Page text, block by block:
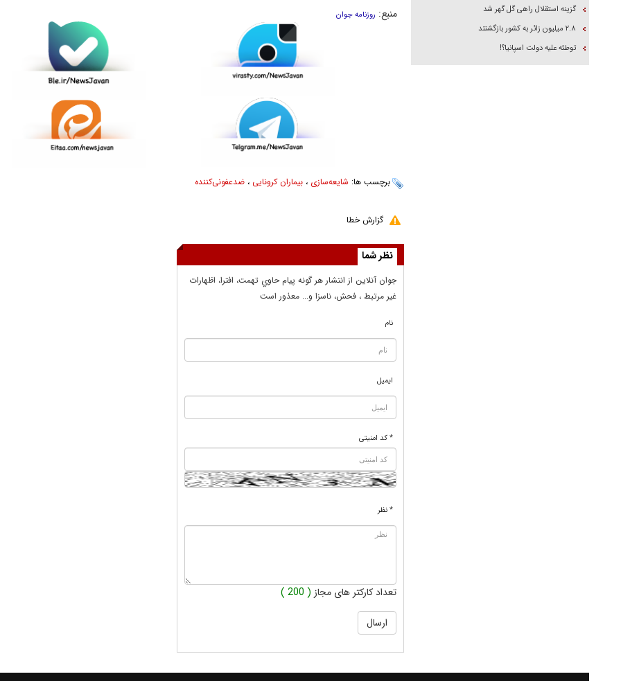
منبع: روزنامه جوان
برچسب ها: شایعه‌سازی ، بیماران کرونایی ، ضدعفونی‌کننده
گزارش خطا
نظر شما
جوان آنلاين از انتشار هر گونه پيام حاوي تهمت، افترا، اظهارات
غير مرتبط ، فحش، ناسزا و... معذور است
نام
ایمیل
* کد امنیتی
* نظر
تعداد کارکتر های مجاز ( 200 )
گزینه استقلال راهی گل گهر شد
۲.۸ میلیون زائر به کشور بازگشتند
توطئه علیه دولت اسپانیا؟!